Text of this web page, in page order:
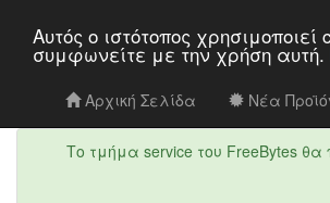
Αυτός ο ιστότοπος
συμφωνείτε με την χρήση αυτή.
Αρχική Σελίδα Νέα
Το τμήμα service του FreeBytes